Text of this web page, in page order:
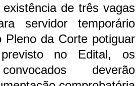
de três vagas
servidor temporário
Pleno da Corte potiguar
no Edital, os
deverão